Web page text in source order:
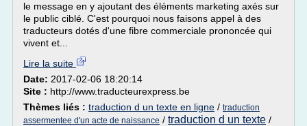
le message en y ajoutant des éléments marketing axés sur
le public ciblé. C'est pourquoi nous faisons appel à des
traducteurs dotés d'une fibre commerciale prononcée qui
vivent et...
Lire la suite
Date: 2017-02-06 18:20:14
Site : http://www.traducteurexpress.be
Thèmes liés : traduction d un texte en ligne / traduction
assermentee d'un acte de naissance / traduction d un texte /